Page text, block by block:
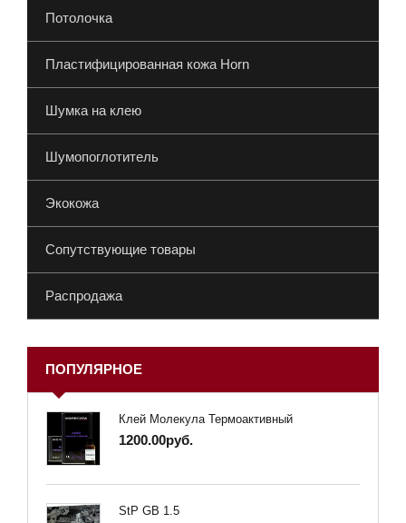
Потолочка
Пластифицированная кожа Horn
Шумка на клею
Шумопоглотитель
Экокожа
Сопутствующие товары
Распродажа
ПОПУЛЯРНОЕ
Клей Молекула Термоактивный
1200.00руб.
StP GB 1.5